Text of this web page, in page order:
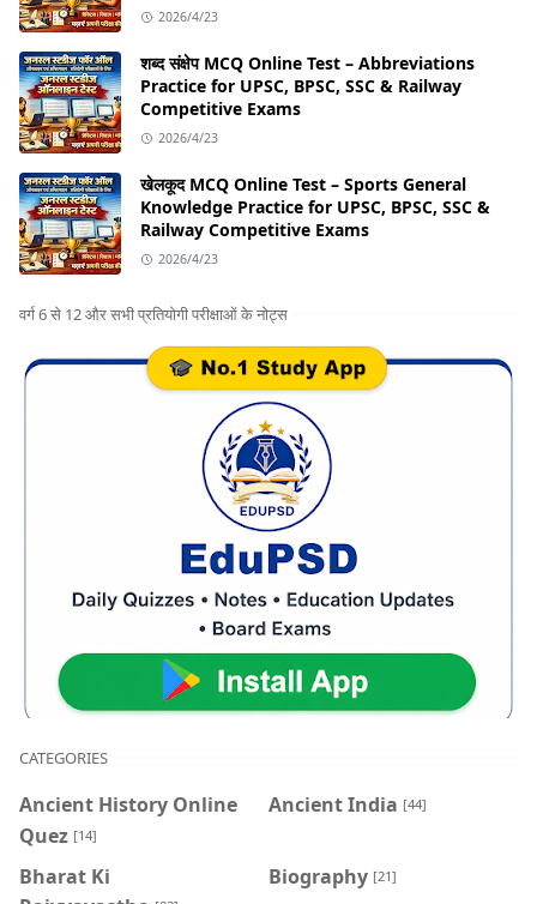
2026/4/23
शब्द संक्षेप MCQ Online Test – Abbreviations
Practice for UPSC, BPSC, SSC & Railway
Competitive Exams
2026/4/23
खेलकूद MCQ Online Test – Sports General
Knowledge Practice for UPSC, BPSC, SSC &
Railway Competitive Exams
2026/4/23
वर्ग 6 से 12 और सभी प्रतियोगी परीक्षाओं के नोट्स
CATEGORIES
Ancient History Online
Quez [14]
Ancient India [44]
Bharat Ki
Biography [21]